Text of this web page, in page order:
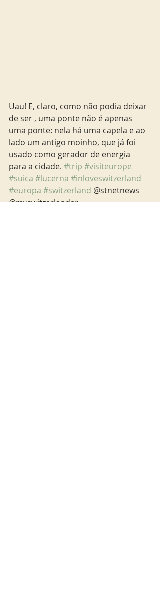
Uau! E, claro, como não podia deixar
de ser , uma ponte não é apenas
uma ponte: nela há uma capela e ao
lado um antigo moinho, que já foi
usado como gerador de energia
para a cidade. #trip #visiteurope
#suica #lucerna #inloveswitzerland
#europa #switzerland @stnetnews
@myswitzerlandar